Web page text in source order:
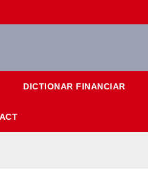
DICTIONAR FINANCIAR